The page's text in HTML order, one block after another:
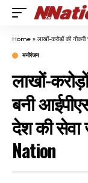
Home » लाखों-करोड़ों की नौकरी
मनोरंजन
लाखों-
बनी
देश की सेवा
Nation